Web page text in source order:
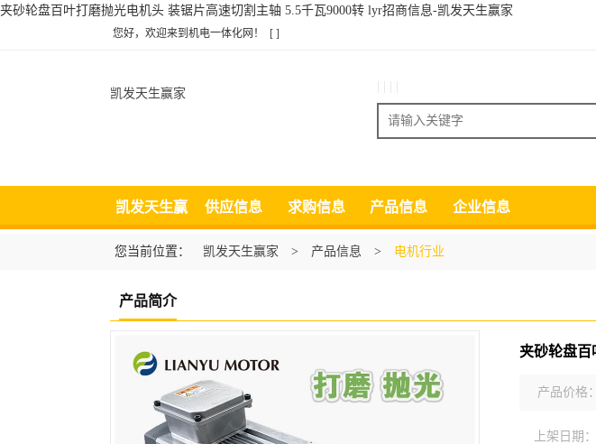
夹砂轮盘百叶打磨抛光电机头 装锯片高速切割主轴 5.5千瓦9000转 lyr招商信息-凯发天生赢家
您好，欢迎来到机电一体化网！ [ ]
凯发天生赢家
搜索
凯发天生赢
家
供应信息 求购信息 产品信息 企业信息
您当前位置： 凯发天生赢家 > 产品信息 > 电机行业
产品简介
产品价格：
上架日期：